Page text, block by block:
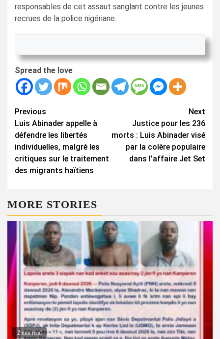
responsables de cet assaut sanglant contre les jeunes
recrues de la police nigériane.
Spread the love
Continue
Reading
Previous
Luis Abinader appelle à
défendre les libertés
individuelles, malgré les
critiques sur le traitement
des migrants haïtiens
Next
Justice pour les 236
morts : Luis Abinader visé
par la colère populaire
dans l’affaire Jet Set
MORE STORIES
2 min read